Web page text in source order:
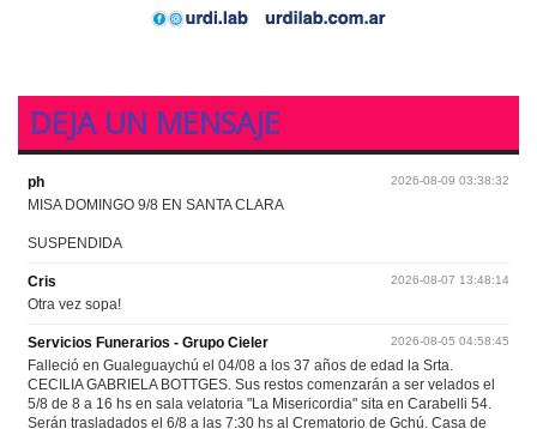
DEJA UN MENSAJE